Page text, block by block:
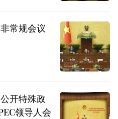
常规会议
开特殊政
领导人会